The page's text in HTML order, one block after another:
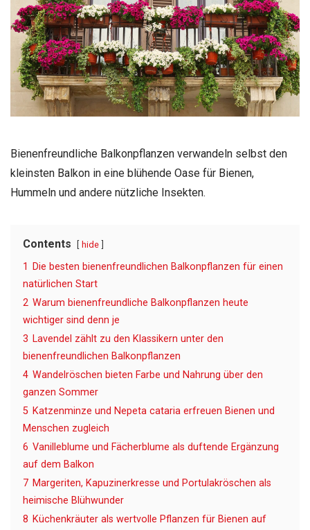
Bienenfreundliche Balkonpflanzen verwandeln selbst den
kleinsten Balkon in eine blühende Oase für Bienen,
Hummeln und andere nützliche Insekten.
Contents hide
1
Die besten bienenfreundlichen Balkonpflanzen für einen
natürlichen Start
2 Warum bienenfreundliche Balkonpflanzen heute
wichtiger sind denn je
3 Lavendel zählt zu den Klassikern unter den
bienenfreundlichen Balkonpflanzen
4 Wandelröschen bieten Farbe und Nahrung über den
ganzen Sommer
5 Katzenminze und Nepeta cataria erfreuen Bienen und
Menschen zugleich
6 Vanilleblume und Fächerblume als duftende Ergänzung
auf dem Balkon
7 Margeriten, Kapuzinerkresse und Portulakröschen als
heimische Blühwunder
8 Küchenkräuter als wertvolle Pflanzen für Bienen auf